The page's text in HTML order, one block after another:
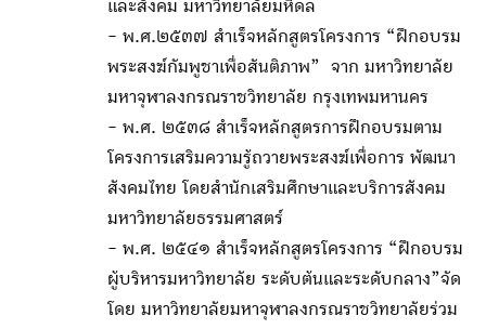
และสังคม มหาวิทยาลัยมหิดล
- พ.ศ.๒๕๓๗ สำเร็จหลักสูตรโครงการ “ฝึกอบรม
พระสงฆ์กัมพูชาเพื่อสันติภาพ” จาก มหาวิทยาลัย
มหาจุฬาลงกรณราชวิทยาลัย กรุงเทพมหานคร
- พ.ศ. ๒๕๓๘ สำเร็จหลักสูตรการฝึกอบรมตาม
โครงการเสริมความรู้ถวายพระสงฆ์เพื่อการ พัฒนา
สังคมไทย โดยสำนักเสริมศึกษาและบริการสังคม
มหาวิทยาลัยธรรมศาสตร์
- พ.ศ. ๒๕๔๑ สำเร็จหลักสูตรโครงการ “ฝึกอบรม
ผู้บริหารมหาวิทยาลัย ระดับต้นและระดับกลาง”จัด
โดย มหาวิทยาลัยมหาจุฬาลงกรณราชวิทยาลัยร่วม